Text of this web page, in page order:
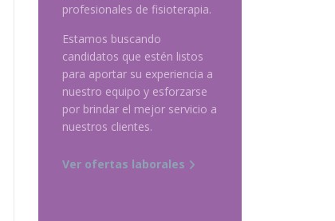
profesionales de fisioterapia.
Estamos buscando
candidatos que estén listos
para aportar su experiencia a
nuestro equipo y esforzarse
por brindar el mejor servicio a
nuestros clientes.
Ver ofertas laborales